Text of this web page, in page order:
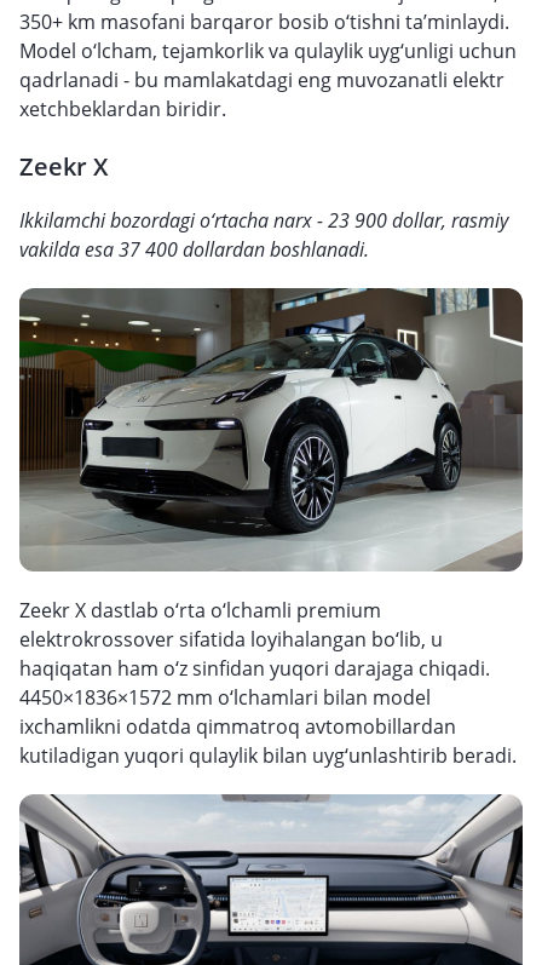
350+ km masofani barqaror bosib o‘tishni ta’minlaydi.
Model o‘lcham, tejamkorlik va qulaylik uyg‘unligi uchun
qadrlanadi - bu mamlakatdagi eng muvozanatli elektr
xetchbeklardan biridir.
Zeekr X
Ikkilamchi bozordagi o‘rtacha narx - 23 900 dollar, rasmiy
vakilda esa 37 400 dollardan boshlanadi.
Zeekr X dastlab o‘rta o‘lchamli premium
elektrokrossover sifatida loyihalangan bo‘lib, u
haqiqatan ham o‘z sinfidan yuqori darajaga chiqadi.
4450×1836×1572 mm o‘lchamlari bilan model
ixchamlikni odatda qimmatroq avtomobillardan
kutiladigan yuqori qulaylik bilan uyg‘unlashtirib beradi.